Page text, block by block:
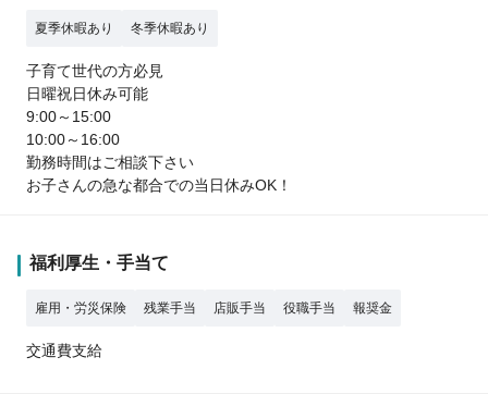
夏季休暇あり 冬季休暇あり
子育て世代の方必見
日曜祝日休み可能
9:00～15:00
10:00～16:00
勤務時間はご相談下さい
お子さんの急な都合での当日休みOK！
福利厚生・手当て
雇用・労災保険 残業手当 店販手当 役職手当 報奨金
交通費支給